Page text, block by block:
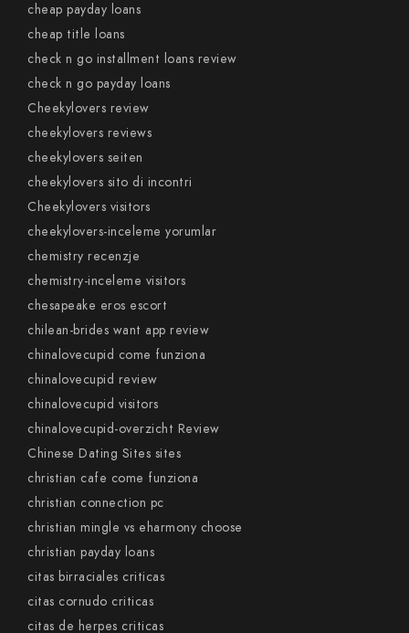
cheap payday loans
cheap title loans
check n go installment loans review
check n go payday loans
Cheekylovers review
cheekylovers reviews
cheekylovers seiten
cheekylovers sito di incontri
Cheekylovers visitors
cheekylovers-inceleme yorumlar
chemistry recenzje
chemistry-inceleme visitors
chesapeake eros escort
chilean-brides want app review
chinalovecupid come funziona
chinalovecupid review
chinalovecupid visitors
chinalovecupid-overzicht Review
Chinese Dating Sites sites
christian cafe come funziona
christian connection pc
christian mingle vs eharmony choose
christian payday loans
citas birraciales criticas
citas cornudo criticas
citas de herpes criticas